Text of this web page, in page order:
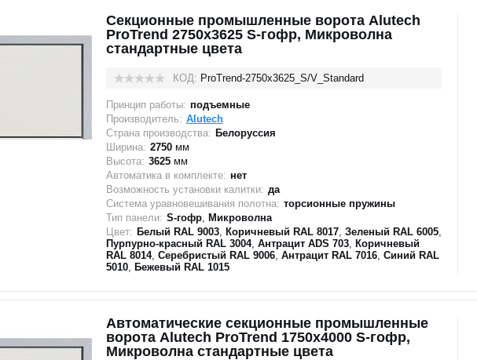
Секционные промышленные ворота Alutech
ProTrend 2750х3625 S-гофр, Микроволна
стандартные цвета
КОД: ProTrend-2750х3625_S/V_Standard
Принцип работы: подъемные
Производитель: Alutech
Страна производства: Белоруссия
Ширина: 2750мм
Высота: 3625мм
Автоматика в комплекте: нет
Возможность установки калитки: да
Система уравновешивания полотна: торсионные пружины
Тип панели: S-гофр, Микроволна
Цвет: Белый RAL 9003, Коричневый RAL 8017, Зеленый RAL 6005,
Пурпурно-красный RAL 3004, Антрацит ADS 703, Коричневый
RAL 8014, Серебристый RAL 9006, Антрацит RAL 7016, Синий RAL
5010, Бежевый RAL 1015
Автоматические секционные промышленные
ворота Alutech ProTrend 1750х4000 S-гофр,
Микроволна стандартные цвета